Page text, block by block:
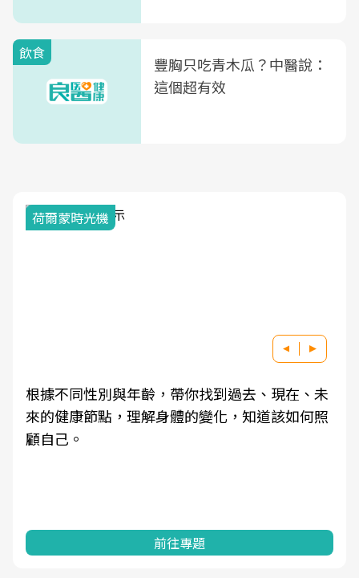
飲食
豐胸只吃青木瓜？中醫說：
這個超有效
荷爾蒙時光機
根據不同性別與年齡，帶你找到過去、現在、未
來的健康節點，理解身體的變化，知道該如何照
顧自己。
前往專題